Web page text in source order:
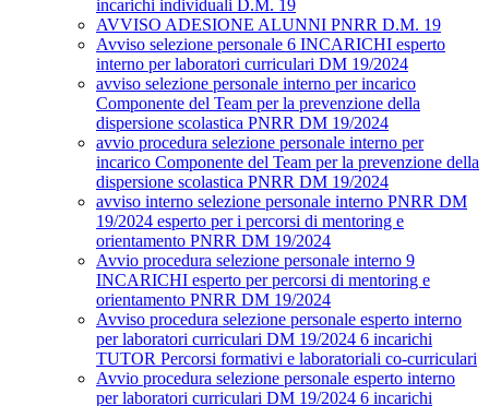
incarichi individuali D.M. 19
AVVISO ADESIONE ALUNNI PNRR D.M. 19
Avviso selezione personale 6 INCARICHI esperto
interno per laboratori curriculari DM 19/2024
avviso selezione personale interno per incarico
Componente del Team per la prevenzione della
dispersione scolastica PNRR DM 19/2024
avvio procedura selezione personale interno per
incarico Componente del Team per la prevenzione della
dispersione scolastica PNRR DM 19/2024
avviso interno selezione personale interno PNRR DM
19/2024 esperto per i percorsi di mentoring e
orientamento PNRR DM 19/2024
Avvio procedura selezione personale interno 9
INCARICHI esperto per percorsi di mentoring e
orientamento PNRR DM 19/2024
Avviso procedura selezione personale esperto interno
per laboratori curriculari DM 19/2024 6 incarichi
TUTOR Percorsi formativi e laboratoriali co-curriculari
Avvio procedura selezione personale esperto interno
per laboratori curriculari DM 19/2024 6 incarichi